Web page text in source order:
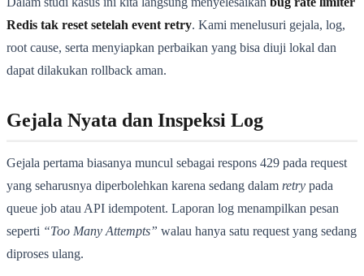
Redis tak reset setelah event retry. Kami menelusuri gejala, log,
root cause, serta menyiapkan perbaikan yang bisa diuji lokal dan
dapat dilakukan rollback aman.
Gejala Nyata dan Inspeksi Log
Gejala pertama biasanya muncul sebagai respons 429 pada request
yang seharusnya diperbolehkan karena sedang dalam retry pada
queue job atau API idempotent. Laporan log menampilkan pesan
seperti “Too Many Attempts” walau hanya satu request yang sedang
diproses ulang.